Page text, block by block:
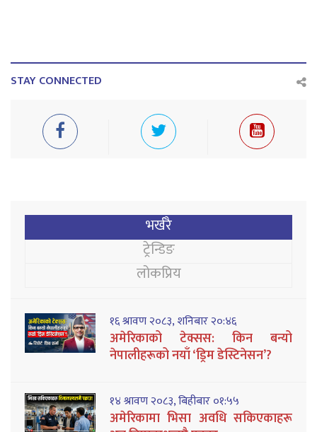
STAY CONNECTED
भर्खरै
ट्रेन्डिङ
लोकप्रिय
१६ श्रावण २०८३, शनिबार २०:४६
अमेरिकाको टेक्सस: किन बन्यो
नेपालीहरूको नयाँ ‘ड्रिम डेस्टिनेसन’?
१४ श्रावण २०८३, बिहीबार ०१:५५
अमेरिकामा भिसा अवधि सकिएकाहरू